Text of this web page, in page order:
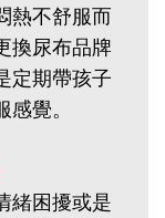
熱不舒服而
換尿布品牌
定期帶孩子
覺。
緒困擾或是